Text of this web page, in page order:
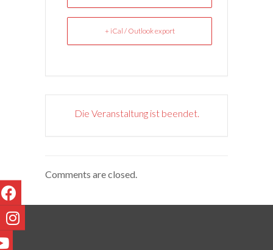
+ iCal / Outlook export
Die Veranstaltung ist beendet.
Comments are closed.